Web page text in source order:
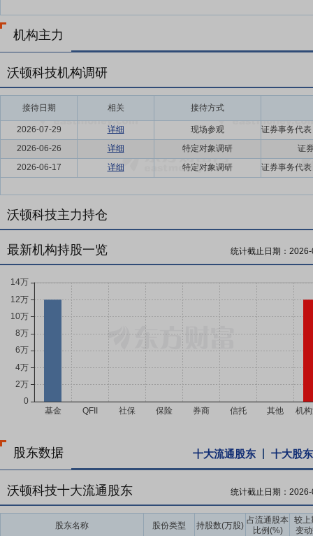
机构主力
沃顿科技机构调研
接待日期 相关 接待方式
2026-07-29 详细
现场参观
2026-06-26
详细 特定对象调研
证
2026-06-17
详细 特定对象调研
沃顿科技主力持仓
最新机构持股一览 统计截止日期：
股东数据 十大流通股东 十大股东
沃顿科技十大流通股东 统计截止日期：
股东名称 股份类型 持股数(万股)
占流通股本
比例(%)
较上
变